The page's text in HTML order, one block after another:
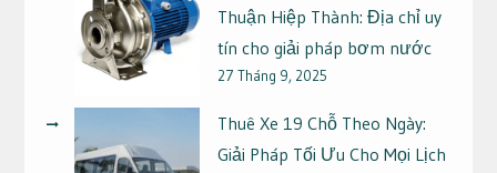
Thuận Hiệp Thành: Địa chỉ uy
tín cho giải pháp bơm nước
27 Tháng 9, 2025
Thuê Xe 19 Chỗ Theo Ngày:
Giải Pháp Tối Ưu Cho Mọi Lịch